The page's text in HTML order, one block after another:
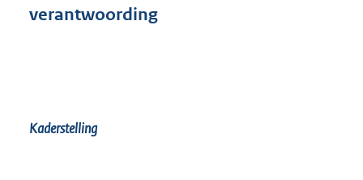
verantwoording
Kaderstelling